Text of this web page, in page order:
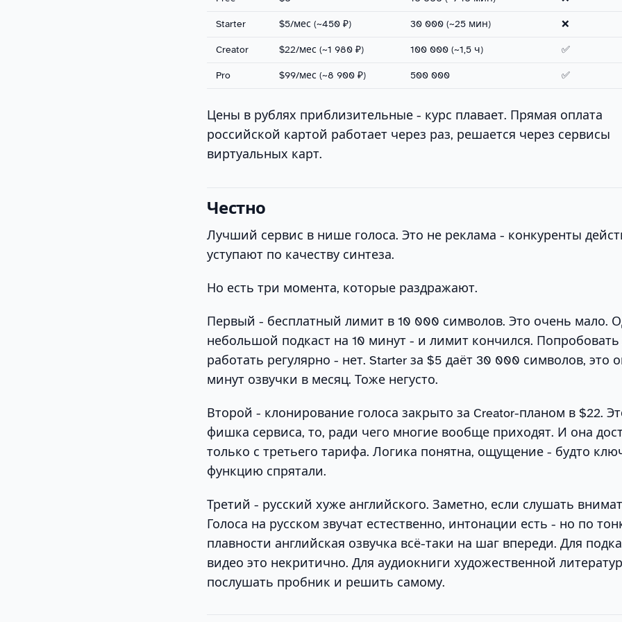
Starter $5/мес (~450 ₽) 30 000 (~25 мин) ❌
Creator $22/мес (~1 980 ₽) 100 000 (~1,5 ч) ✅
Pro $99/мес (~8 900 ₽) 500 000 ✅
Цены в рублях приблизительные - курс плавает. Прямая оплата
российской картой работает через раз, решается через сервисы
виртуальных карт.
Честно
Лучший сервис в нише голоса. Это не реклама - конкуренты
уступают по качеству синтеза.
Но есть три момента, которые раздражают.
Первый - бесплатный лимит в 10 000 символов. Это очень мало.
небольшой подкаст на 10 минут - и лимит кончился. Попробовать
работать регулярно - нет. Starter за $5 даёт 30 000 символов, это
минут озвучки в месяц. Тоже негусто.
Второй - клонирование голоса закрыто за Creator-планом в $22.
фишка сервиса, то, ради чего многие вообще приходят. И она
только с третьего тарифа. Логика понятна, ощущение - будто
функцию спрятали.
Третий - русский хуже английского. Заметно, если слушать
Голоса на русском звучат естественно, интонации есть - но по
плавности английская озвучка всё-таки на шаг впереди. Для
видео это некритично. Для аудиокниги художественной
послушать пробник и решить самому.